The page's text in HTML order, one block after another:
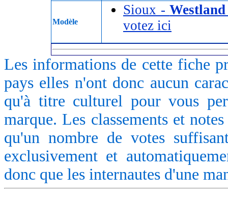
Modèle
Sioux -
votez ici
Les informations de cette fiche
pays elles n'ont donc aucun
qu'à titre culturel pour vous
marque. Les classements et
qu'un nombre de votes
exclusivement et
donc que les internautes d'une